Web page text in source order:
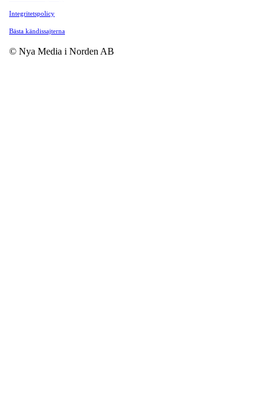
Integritetspolicy
Bästa kändissajterna
© Nya Media i Norden AB